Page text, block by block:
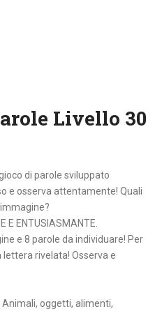
Livello 30
di parole sviluppato
e osserva attentamente! Quali
E ENTUSIASMANTE.
e 8 parole da individuare! Per
lettera rivelata! Osserva e
oggetti, alimenti,